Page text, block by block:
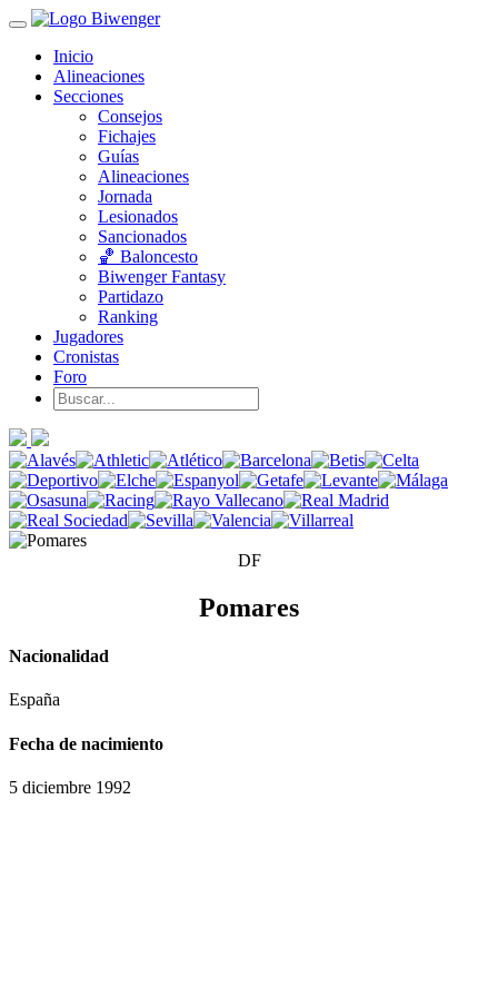
Inicio
Alineaciones
Secciones
Consejos
Fichajes
Guías
Alineaciones
Jornada
Lesionados
Sancionados
🏀 Baloncesto
Biwenger Fantasy
Partidazo
Ranking
Jugadores
Cronistas
Foro
DF
Pomares
Nacionalidad
España
Fecha de nacimiento
5 diciembre 1992